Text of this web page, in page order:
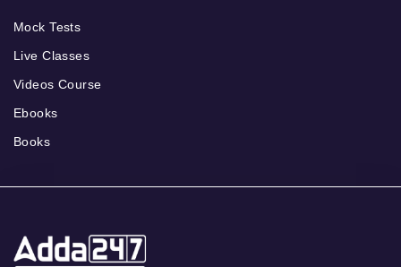
Mock Tests
Live Classes
Videos Course
Ebooks
Books